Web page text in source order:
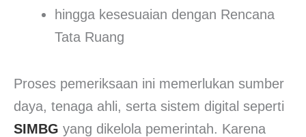
hingga kesesuaian dengan Rencana
Tata Ruang
Proses pemeriksaan ini memerlukan sumber
daya, tenaga ahli, serta sistem digital seperti
SIMBG yang dikelola pemerintah. Karena